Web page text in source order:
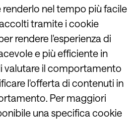
renderlo nel tempo più facile
tramite i cookie
rendere l'esperienza di
e più efficiente in
valutare il comportamento
l'offerta di contenuti in
Per maggiori
una specifica cookie